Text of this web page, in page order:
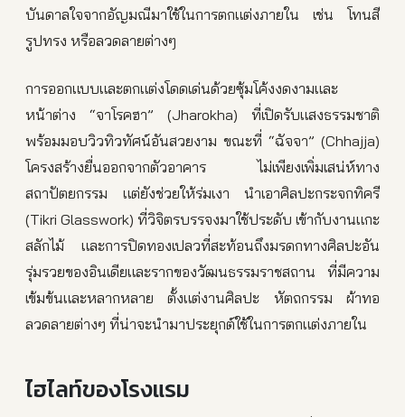
บันดาลใจจากอัญมณีมาใช้ในการตกแต่งภายใน เช่น โทนสี
รูปทรง หรือลวดลายต่างๆ
การออกแบบและตกแต่งโดดเด่นด้วยซุ้มโค้งงดงามและ
หน้าต่าง “จาโรคฮา” (Jharokha) ที่เปิดรับแสงธรรมชาติ
พร้อมมอบวิวทิวทัศน์อันสวยงาม ขณะที่ “ฉัจจา” (Chhajja)
โครงสร้างยื่นออกจากตัวอาคาร ไม่เพียงเพิ่มเสน่ห์ทาง
สถาปัตยกรรม แต่ยังช่วยให้ร่มเงา นำเอาศิลปะกระจกทิครี
(Tikri Glasswork) ที่วิจิตรบรรจงมาใช้ประดับ เข้ากับงานแกะ
สลักไม้ และการปิดทองเปลวที่สะท้อนถึงมรดกทางศิลปะอัน
รุ่มรวยของอินเดียและรากของวัฒนธรรมราชสถาน ที่มีความ
เข้มข้นและหลากหลาย ตั้งแต่งานศิลปะ หัตถกรรม ผ้าทอ
ลวดลายต่างๆ ที่น่าจะนำมาประยุกต์ใช้ในการตกแต่งภายใน
ไฮไลท์ของโรงแรม